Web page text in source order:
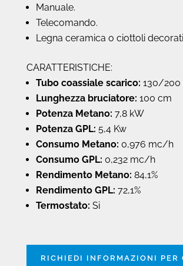
Manuale.
Telecomando.
Legna ceramica o ciottoli
CARATTERISTICHE:
Tubo coassiale scarico: 130/200
Lunghezza bruciatore: 100 cm
Potenza Metano: 7,8 kW
Potenza GPL: 5,4 Kw
Consumo Metano: 0,976 mc/h
Consumo GPL: 0,232 mc/h
Rendimento Metano: 84,1%
Rendimento GPL: 72,1%
Termostato: Si
RICHIEDI INFORMAZIONI PER